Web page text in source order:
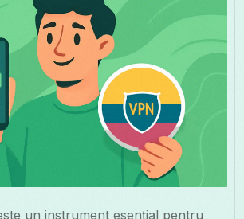
un instrument esențial pentru